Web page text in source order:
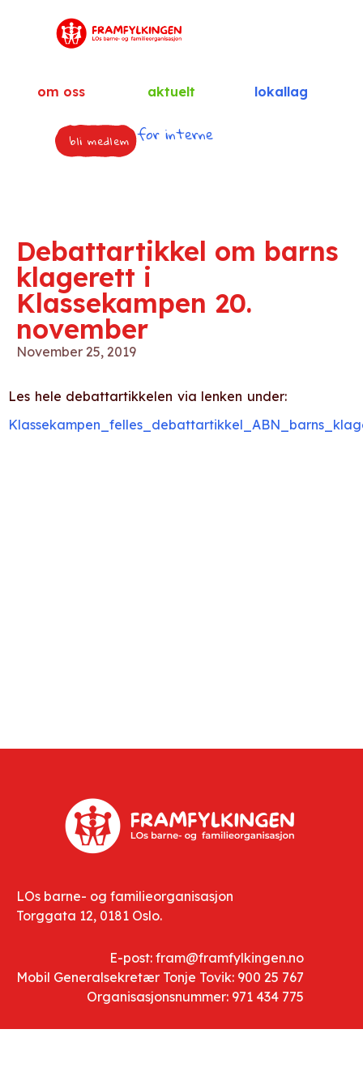
om oss aktuelt lokallag
bli medlem for interne
Debattartikkel om barns
klagerett i
Klassekampen 20.
november
November 25, 2019
Les hele debattartikkelen via lenken under:
LOs barne- og familieorganisasjon
Torggata 12, 0181 Oslo.
E-post: fram@framfylkingen.no
Mobil Generalsekretær Tonje Tovik: 900 25 767
Organisasjonsnummer: 971 434 775